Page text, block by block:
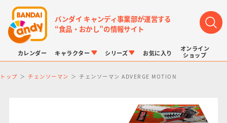
バンダイ キャンディ事業部が運営する
“食品・おかし”の情報サイト
カレンダー キャラクター シリーズ お気に入り
オンライン
ショップ
トップ チェンソーマン チェンソーマン ADVERGE MOTION